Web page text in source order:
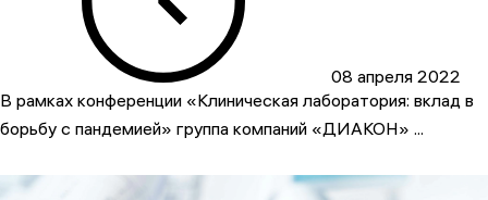
08 апреля 2022
В рамках конференции «Клиническая лаборатория: вклад в
борьбу с пандемией» группа компаний «ДИАКОН» ...